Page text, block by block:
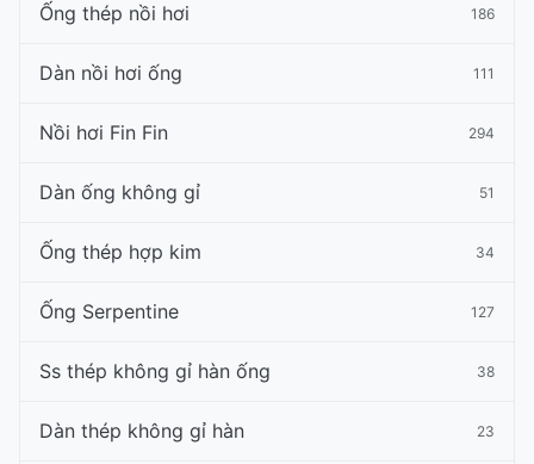
Ống thép nồi hơi 186
Dàn nồi hơi ống 111
Nồi hơi Fin Fin 294
Dàn ống không gỉ 51
Ống thép hợp kim 34
Ống Serpentine 127
Ss thép không gỉ hàn ống 38
Dàn thép không gỉ hàn 23